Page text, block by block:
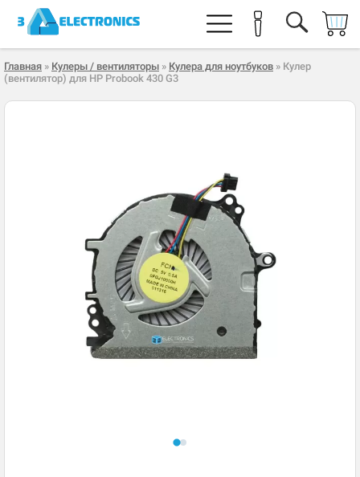
Главная » Кулеры / вентиляторы » Кулера для ноутбуков » Кулер
(вентилятор) для HP Probook 430 G3